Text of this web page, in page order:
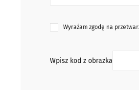
Wyrażam zgodę na
Wpisz kod z obrazka